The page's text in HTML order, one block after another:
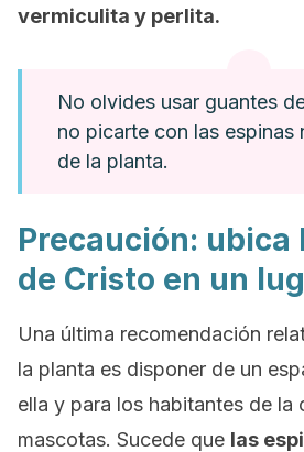
vermiculita y perlita.
No olvides usar guantes
no picarte con las espinas
de la planta.
Precaución: ubica
de Cristo en un
Una última recomendación
la planta es disponer de un
ella y para los habitantes de la
mascotas. Sucede que las